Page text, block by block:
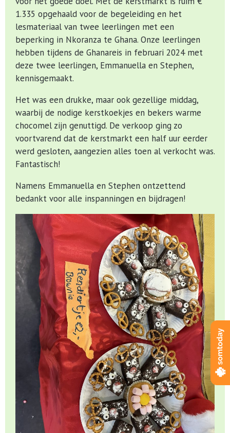
1.335 opgehaald voor de begeleiding en het
lesmateriaal van twee leerlingen met een
beperking in Nkoranza te Ghana. Onze leerlingen
hebben tijdens de Ghanareis in februari 2024 met
deze twee leerlingen, Emmanuella en Stephen,
kennisgemaakt.
Het was een drukke, maar ook gezellige middag,
waarbij de nodige kerstkoekjes en bekers warme
chocomel zijn genuttigd. De verkoop ging zo
voortvarend dat de kerstmarkt een half uur eerder
werd gesloten, aangezien alles toen al verkocht was.
Fantastisch!
Namens Emmanuella en Stephen ontzettend
bedankt voor alle inspanningen en bijdragen!